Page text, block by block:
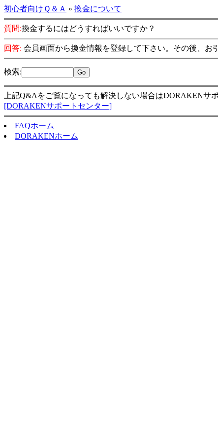
初心者向けＱ＆Ａ » 換金について
質問:換金するにはどうすればいいですか？
回答: 会員画面から換金情報を登録して下さい。その後、お
検索:
上記Q&Aをご覧になっても解決しない場合はDORAKENサ
[DORAKENサポートセンター]
FAQホーム
DORAKENホーム